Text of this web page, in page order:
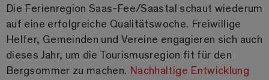
Die Ferienregion Saas-Fee/Saastal schaut wiederum
auf eine erfolgreiche Qualitätswoche. Freiwillige
Helfer, Gemeinden und Vereine engagieren sich auch
dieses Jahr, um die Tourismusregion fit für den
Bergsommer zu machen. Nachhaltige Entwicklung